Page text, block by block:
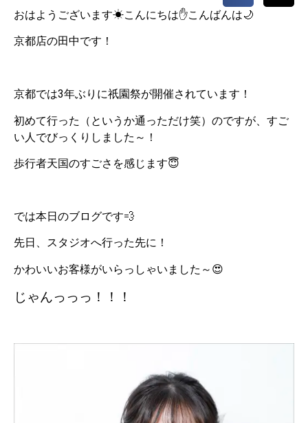
おはようございます☀こんにちは✋こんばんは🌙
京都店の田中です！
京都では3年ぶりに祇園祭が開催されています！
初めて行った（というか通っただけ笑）のですが、すご
い人でびっくりしました～！
歩行者天国のすごさを感じます😇
では本日のブログです💨
先日、スタジオへ行った先に！
かわいいお客様がいらっしゃいました～😍
じゃんっっっ！！！